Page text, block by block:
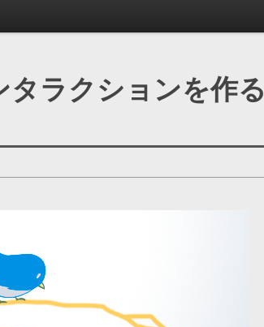
ラクションを作る